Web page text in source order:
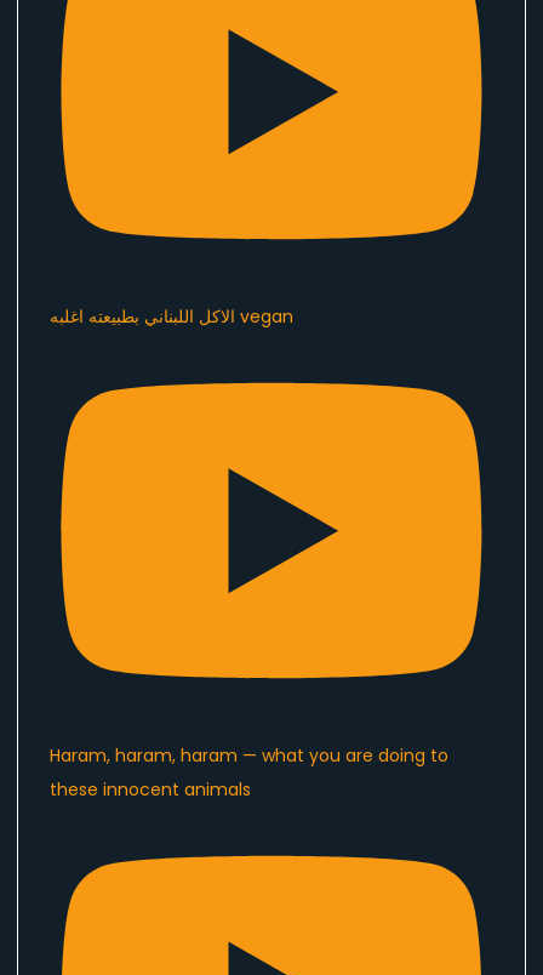
الاكل اللبناني بطبيعته اغلبه vegan
Haram, haram, haram — what you are doing to
these innocent animals